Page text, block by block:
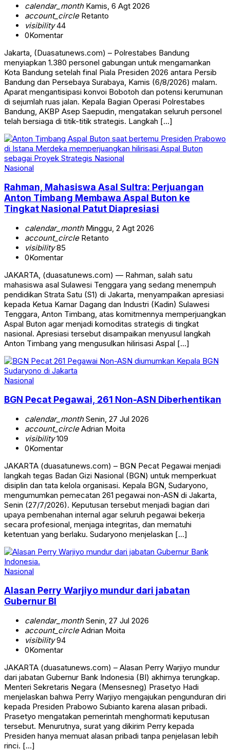
calendar_monthKamis, 6 Agt 2026
account_circleRetanto
visibility44
0Komentar
Jakarta, (Duasatunews.com) – Polrestabes Bandung
menyiapkan 1.380 personel gabungan untuk mengamankan
Kota Bandung setelah final Piala Presiden 2026 antara Persib
Bandung dan Persebaya Surabaya, Kamis (6/8/2026) malam.
Aparat mengantisipasi konvoi Bobotoh dan potensi kerumunan
di sejumlah ruas jalan. Kepala Bagian Operasi Polrestabes
Bandung, AKBP Asep Saepudin, mengatakan seluruh personel
telah bersiaga di titik-titik strategis. Langkah […]
Nasional
Rahman, Mahasiswa Asal Sultra: Perjuangan
Anton Timbang Membawa Aspal Buton ke
Tingkat Nasional Patut Diapresiasi
calendar_monthMinggu, 2 Agt 2026
account_circleRetanto
visibility85
0Komentar
JAKARTA, (duasatunews.com) — Rahman, salah satu
mahasiswa asal Sulawesi Tenggara yang sedang menempuh
pendidikan Strata Satu (S1) di Jakarta, menyampaikan apresiasi
kepada Ketua Kamar Dagang dan Industri (Kadin) Sulawesi
Tenggara, Anton Timbang, atas komitmennya memperjuangkan
Aspal Buton agar menjadi komoditas strategis di tingkat
nasional. Apresiasi tersebut disampaikan menyusul langkah
Anton Timbang yang mengusulkan hilirisasi Aspal […]
Nasional
BGN Pecat Pegawai, 261 Non-ASN Diberhentikan
calendar_monthSenin, 27 Jul 2026
account_circleAdrian Moita
visibility109
0Komentar
JAKARTA (duasatunews.com) – BGN Pecat Pegawai menjadi
langkah tegas Badan Gizi Nasional (BGN) untuk memperkuat
disiplin dan tata kelola organisasi. Kepala BGN, Sudaryono,
mengumumkan pemecatan 261 pegawai non-ASN di Jakarta,
Senin (27/7/2026). Keputusan tersebut menjadi bagian dari
upaya pembenahan internal agar seluruh pegawai bekerja
secara profesional, menjaga integritas, dan mematuhi
ketentuan yang berlaku. Sudaryono menjelaskan […]
Nasional
Alasan Perry Warjiyo mundur dari jabatan
Gubernur BI
calendar_monthSenin, 27 Jul 2026
account_circleAdrian Moita
visibility94
0Komentar
JAKARTA (duasatunews.com) – Alasan Perry Warjiyo mundur
dari jabatan Gubernur Bank Indonesia (BI) akhirnya terungkap.
Menteri Sekretaris Negara (Mensesneg) Prasetyo Hadi
menjelaskan bahwa Perry Warjiyo mengajukan pengunduran diri
kepada Presiden Prabowo Subianto karena alasan pribadi.
Prasetyo mengatakan pemerintah menghormati keputusan
tersebut. Menurutnya, surat yang dikirim Perry kepada
Presiden hanya memuat alasan pribadi tanpa penjelasan lebih
rinci. […]